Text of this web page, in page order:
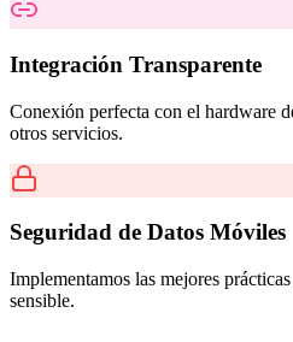
Integración Transparente
Conexión perfecta con el hardware
otros servicios.
Seguridad de Datos Móviles
Implementamos las mejores
sensible.